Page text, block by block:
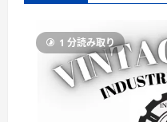
1 分読み取り